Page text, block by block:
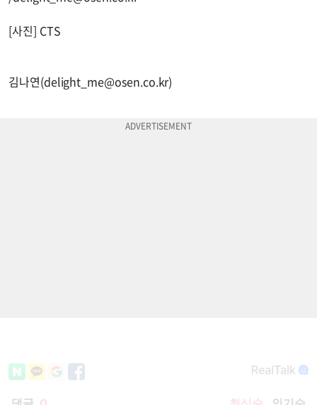
[사진] CTS
김나연(delight_me@osen.co.kr)